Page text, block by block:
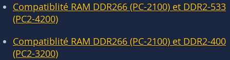
Compatiblité RAM DDR266 (PC-2100) et DDR2-533
(PC2-4200)
Compatiblité RAM DDR266 (PC-2100) et DDR2-400
(PC2-3200)